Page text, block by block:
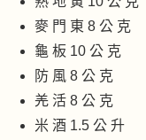
麥 門 東 8 公 克
龜 板 10 公 克
防 風 8 公 克
羌 活 8 公 克
米 酒 1.5 公 升